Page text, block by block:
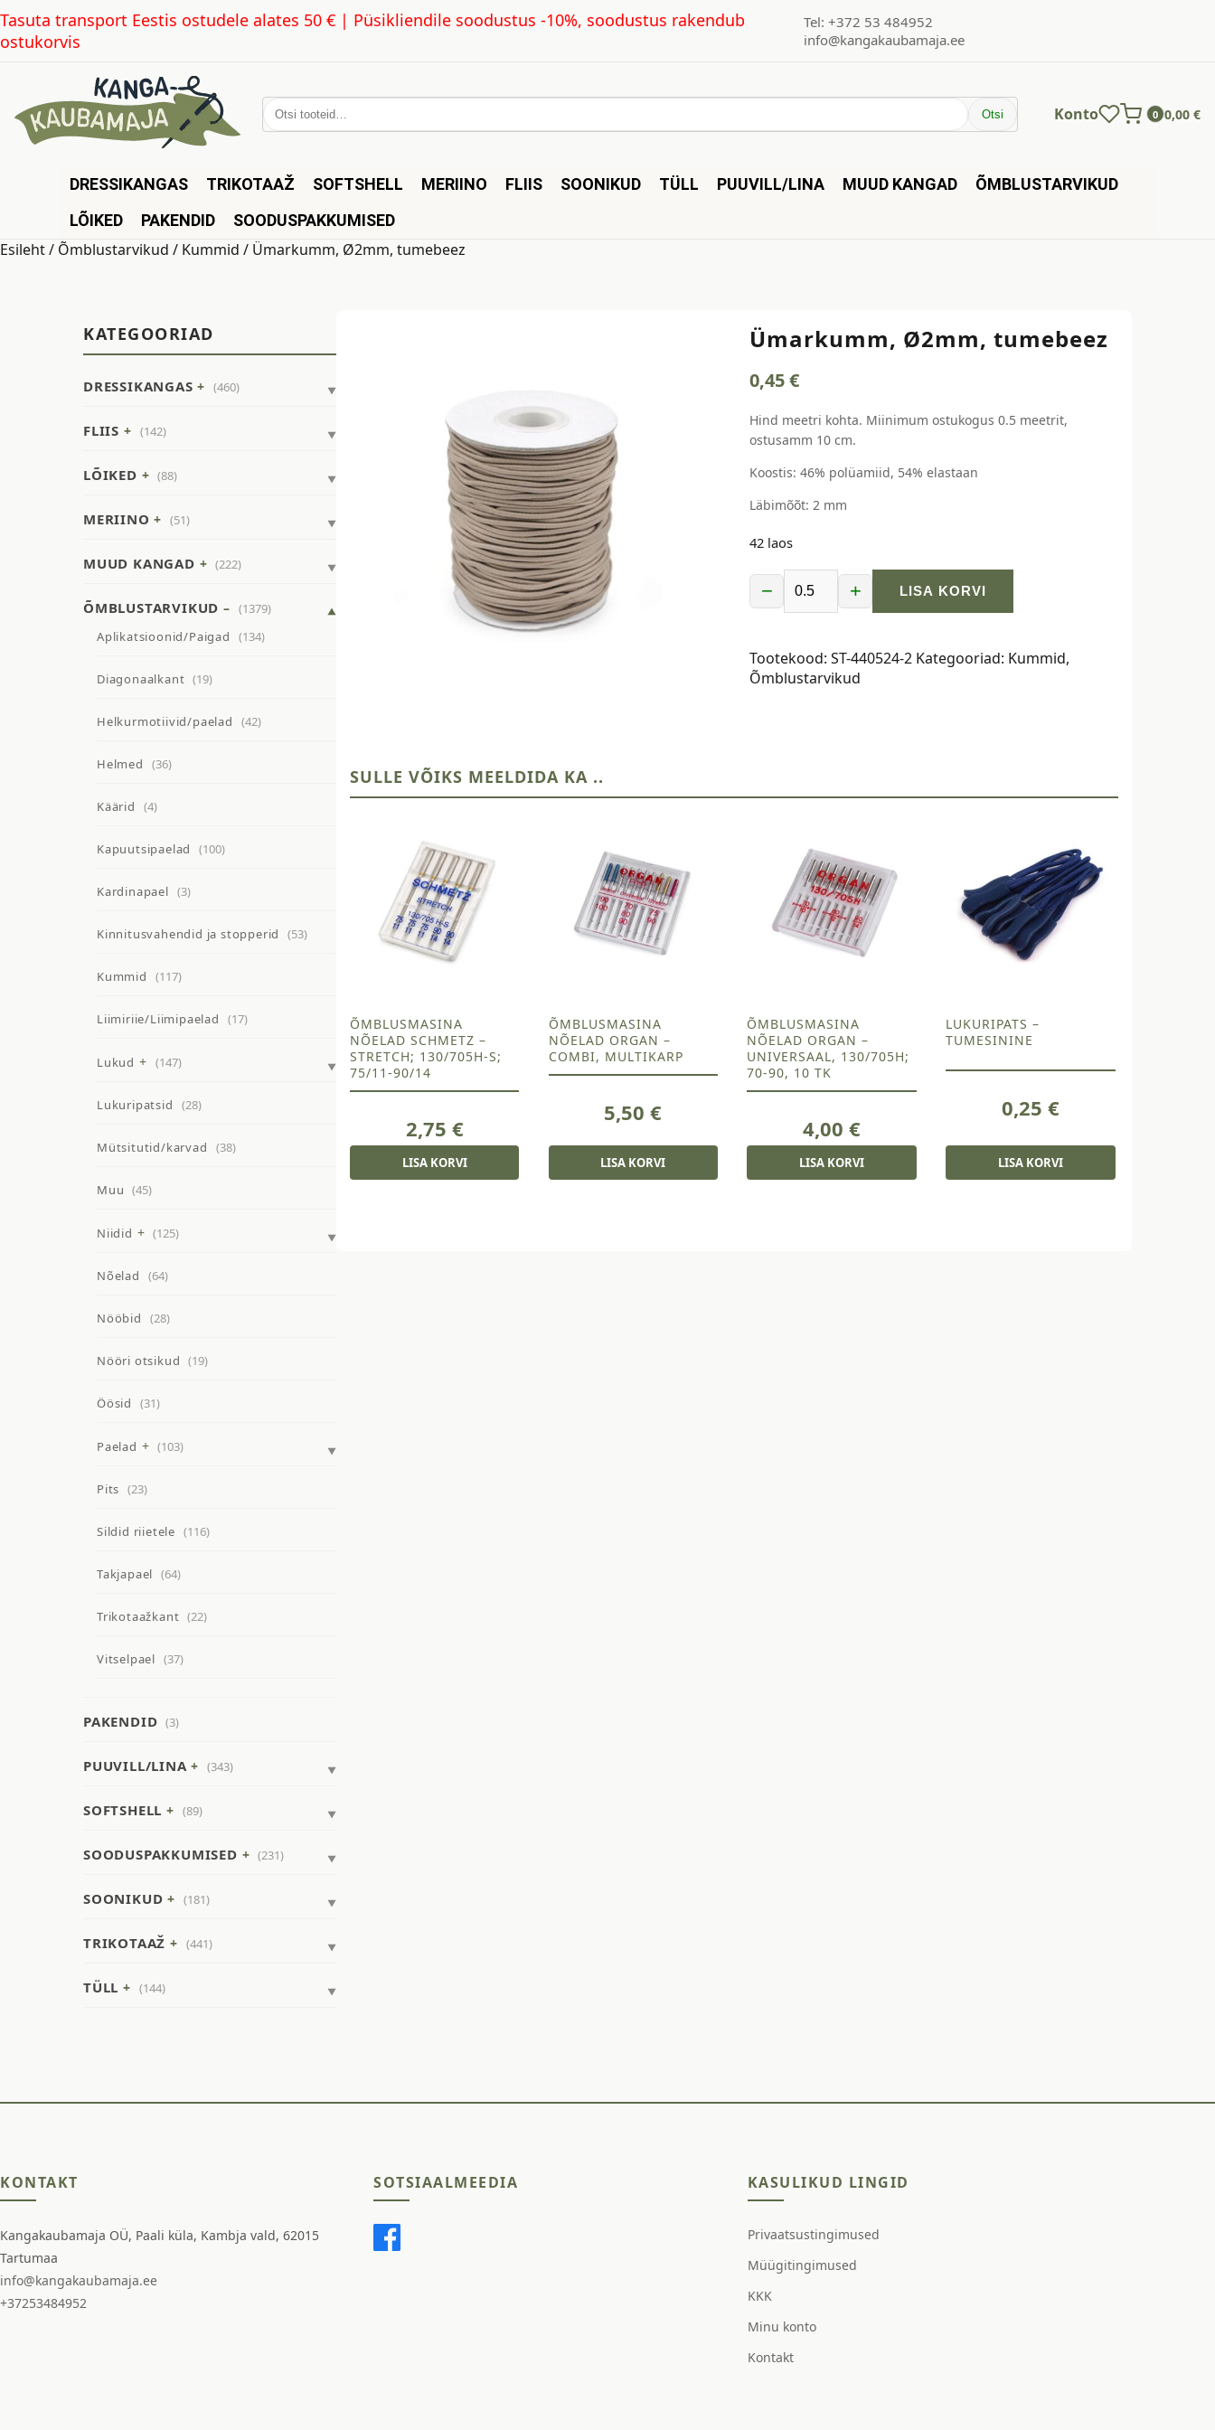
Tasuta transport Eestis ostudele alates 50 € | Püsikliendile soodustus -10%, soodustus rakendub
ostukorvis
Tel: +372 53 484952
info@kangakaubamaja.ee
Otsi: Otsi Konto 0 0,00 €
DRESSIKANGAS TRIKOTAAŽ SOFTSHELL MERIINO FLIIS SOONIKUD TÜLL PUUVILL/LINA MUUD KANGAD
ÕMBLUSTARVIKUD
LÕIKED
PAKENDID SOODUSPAKKUMISED
Esileht/ Õmblustarvikud / Kummid / Ümarkumm, Ø2mm, tumebeez
KATEGOORIAD
DRESSIKANGAS (460)
FLIIS (142)
LÕIKED (88)
MERIINO (51)
MUUD KANGAD (222)
ÕMBLUSTARVIKUD
(1379)
Aplikatsioonid/Paigad
(134)
Diagonaalkant (19)
Helkurmotiivid/paelad (42)
Helmed (36)
Käärid (4)
Kapuutsipaelad (100)
Kardinapael (3)
Kinnitusvahendid ja stopperid (53)
Kummid (117)
Liimiriie/Liimipaelad (17)
Lukud (147)
Lukuripatsid (28)
Mütsitutid/karvad (38)
Muu (45)
Niidid (125)
Nõelad (64)
Nööbid (28)
Nööri otsikud (19)
Öösid (31)
Paelad (103)
Pits (23)
Sildid riietele (116)
Takjapael (64)
Trikotaažkant (22)
Vitselpael (37)
PAKENDID (3)
PUUVILL/LINA (343)
SOFTSHELL (89)
SOODUSPAKKUMISED (231)
SOONIKUD (181)
TRIKOTAAŽ (441)
TÜLL (144)
Ümarkumm, Ø2mm, tumebeez
0,45€
Hind meetri kohta. Miinimum ostukogus 0.5 meetrit,
ostusamm 10 cm.
Koostis: 46% polüamiid, 54% elastaan
Läbimõõt: 2 mm
42 laos
−
Ümarkumm,
Ø2mm,
kogus
+ LISA KORVI
Tootekood: ST-440524-2 Kategooriad: Kummid,
Õmblustarvikud
SULLE VÕIKS MEELDIDA KA ..
ÕMBLUSMASINA
NÕELAD SCHMETZ –
STRETCH; 130/705H-S;
75/11-90/14
2,75 €
LISA KORVI
ÕMBLUSMASINA
NÕELAD ORGAN –
COMBI, MULTIKARP
5,50€
LISA KORVI
ÕMBLUSMASINA
NÕELAD ORGAN –
UNIVERSAAL, 130/705H;
70-90, 10 TK
4,00€
LISA KORVI
LUKURIPATS –
TUMESININE
0,25 €
LISA KORVI
KONTAKT
Kangakaubamaja OÜ, Paali küla, Kambja vald, 62015
Tartumaa
info@kangakaubamaja.ee
+37253484952
SOTSIAALMEEDIA KASULIKUD LINGID
Privaatsustingimused
Müügitingimused
KKK
Minu konto
Kontakt